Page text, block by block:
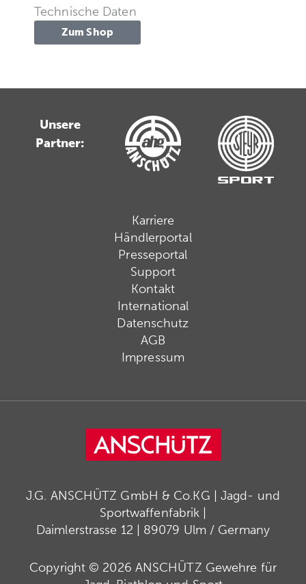
Technische Daten
Zum Shop
Unsere
Partner:
Karriere
Händlerportal
Presseportal
Support
Kontakt
International
Datenschutz
AGB
Impressum
J.G. ANSCHÜTZ GmbH & Co.KG | Jagd- und
Sportwaffenfabrik |
Daimlerstrasse 12 | 89079 Ulm / Germany
Copyright © 2026 ANSCHÜTZ Gewehre für